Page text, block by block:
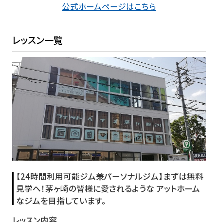
公式ホームページはこちら
レッスン一覧
【24時間利用可能ジム兼パーソナルジム】まずは無料
見学へ！茅ヶ崎の皆様に愛されるような アットホーム
なジムを目指しています。